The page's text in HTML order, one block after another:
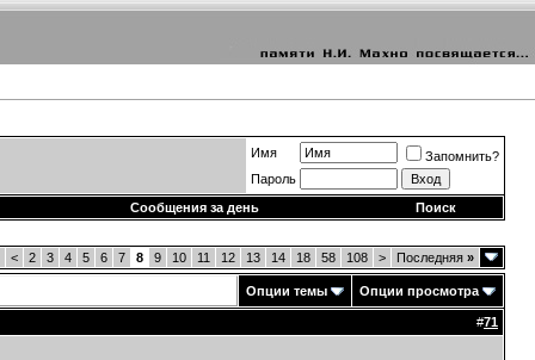
Имя
Запомнить?
Пароль
Сообщения за день
Поиск
< 2 3 4 5 6 7 8 9 10 11 12 13 14 18 58 108 > Последняя »
Опции темы Опции просмотра
#71